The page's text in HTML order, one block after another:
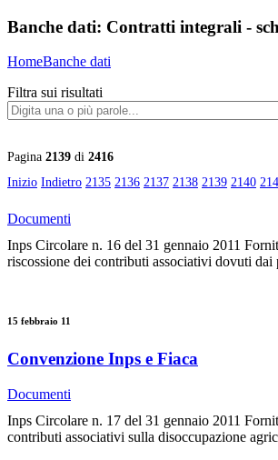
Banche dati: Contratti integrali -
HomeBanche dati
Filtra sui risultati
Pagina 2139 di 2416
Inizio Indietro 2135 2136 2137 2138 2139 2140
Documenti
Inps Circolare n. 16 del 31 gennaio 2011
riscossione dei contributi associativi dovuti
15 febbraio 11
Convenzione Inps e Fiaca
Documenti
Inps Circolare n. 17 del 31 gennaio 2011
contributi associativi sulla disoccupazione